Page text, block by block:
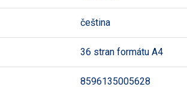
čeština
36 stran formátu A4
8596135005628